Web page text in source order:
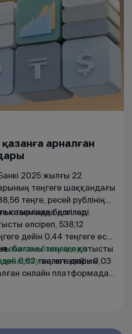
арналған
2025 жылғы 22
теңгеге шаққандағы
теңге, ресей рублінің
көлемінде белгіледі.
доллар
әлсіреп, 538,12
дейін 0,44 теңгеге өсті.
бағамы теңгеге қатысты
6,62 теңгеге дейін 0,03
валютабағамдары
валюталарын
онлайн платформада